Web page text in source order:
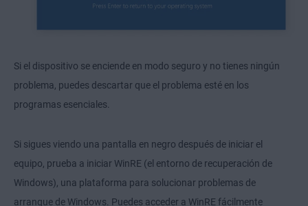
Si el dispositivo se enciende en modo seguro y no tienes ningún
problema, puedes descartar que el problema esté en los
programas esenciales.
Si sigues viendo una pantalla en negro después de iniciar el
equipo, prueba a iniciar WinRE (el entorno de recuperación de
Windows), una plataforma para solucionar problemas de
arranque de Windows. Puedes acceder a WinRE fácilmente